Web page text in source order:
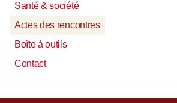
Santé & société
Actes des rencontres
Boîte à outils
Contact